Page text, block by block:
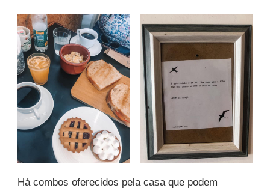
Há combos oferecidos pela casa que podem